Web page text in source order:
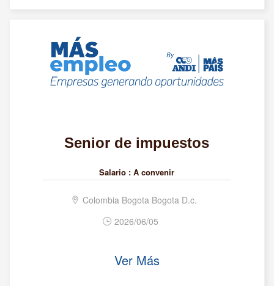
Senior de impuestos
Salario : A convenir
Colombia Bogota Bogota D.c.
2026/06/05
Ver Más